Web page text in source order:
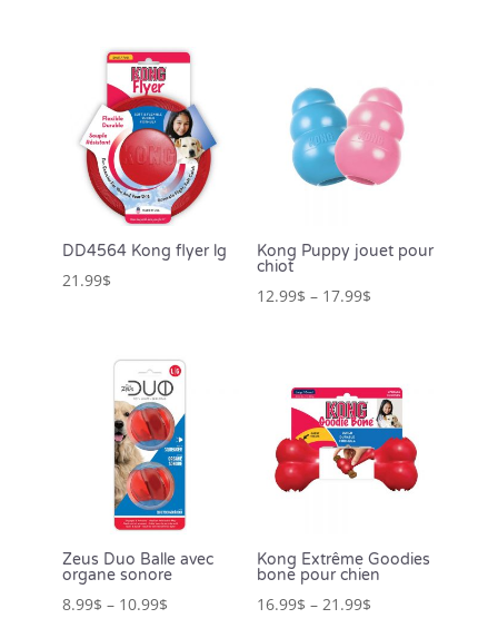
DD4564 Kong flyer lg
21.99$
Kong Puppy jouet pour
chiot
12.99$ – 17.99$
Zeus Duo Balle avec
organe sonore
8.99$ – 10.99$
Kong Extrême Goodies
bone pour chien
16.99$ – 21.99$